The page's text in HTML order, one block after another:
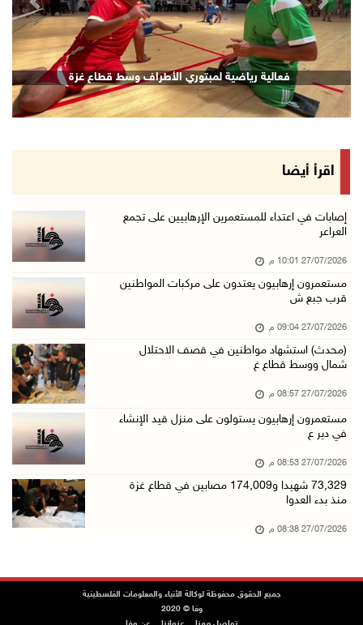
فعالية رياضية لمبتوري الأطراف وسط قطاع غزة
Next
اقرأ أيضا
إصابات في اعتداء للمستعمرين الإرهابيين على تجمع
العراعر
27/07/2026 10:01 م
مستعمرون إرهابيون يعتدون على مركبات المواطنين
قرب جبع ش
27/07/2026 09:04 م
(محدث) استشهاد مواطنين في قصف الاحتلال
شمال ووسط قطاع غ
27/07/2026 08:57 م
مستعمرون إرهابيون يستولون على منزل قيد الإنشاء
في دير ع
27/07/2026 08:53 م
73,329 شهيدا و174,009 مصابين في قطاع غزة
منذ بدء العدوا
27/07/2026 08:38 م
جميع الحقوق محفوظة لوكالة الأنباء والمعلومات الفلسطينية
وفا © 2020